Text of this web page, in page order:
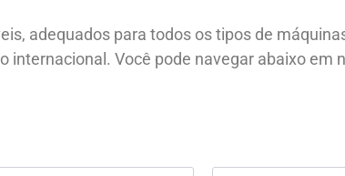
adequados para todos os tipos de
internacional. Você pode navegar abaixo em